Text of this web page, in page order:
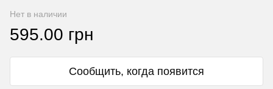
Нет в наличии
595.00 грн
Сообщить, когда появится